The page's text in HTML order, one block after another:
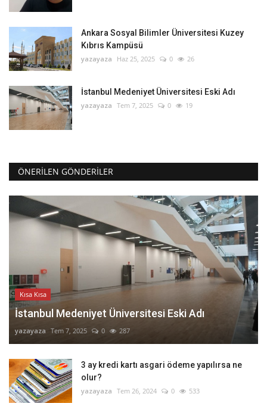
Ankara Sosyal Bilimler Üniversitesi Kuzey
Kıbrıs Kampüsü
yazayaza Haz 25, 2025 0 26
İstanbul Medeniyet Üniversitesi Eski Adı
yazayaza Tem 7, 2025 0 19
ÖNERILEN GÖNDERILER
Kısa Kısa
İstanbul Medeniyet Üniversitesi Eski Adı
yazayaza Tem 7, 2025 0 287
3 ay kredi kartı asgari ödeme yapılırsa ne
olur?
yazayaza Tem 26, 2024 0 533